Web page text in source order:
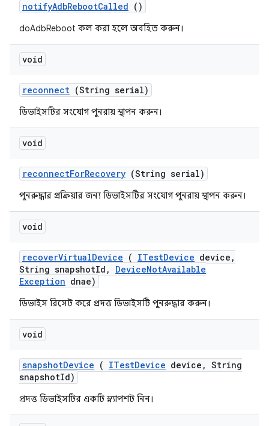
notifyAdbRebootCalled ()
doAdbReboot কল করা হলে অবহিত করুন।
void
reconnect (String serial)
ডিভাইসটির সংযোগ পুনরায় স্থাপন করুন।
void
reconnectForRecovery (String serial)
পুনরুদ্ধার প্রক্রিয়ার জন্য ডিভাইসটির সংযোগ পুনরায় স্থাপন করুন।
void
recoverVirtualDevice ( ITestDevice device ,
String snapshotId , DeviceNotAvailable
Exception dnae)
ডিভাইস রিসেট করে প্রদত্ত ডিভাইসটি পুনরুদ্ধার করুন।
void
snapshotDevice ( ITestDevice device , String
snapshotId)
প্রদত্ত ডিভাইসটির একটি স্ন্যাপশট নিন।